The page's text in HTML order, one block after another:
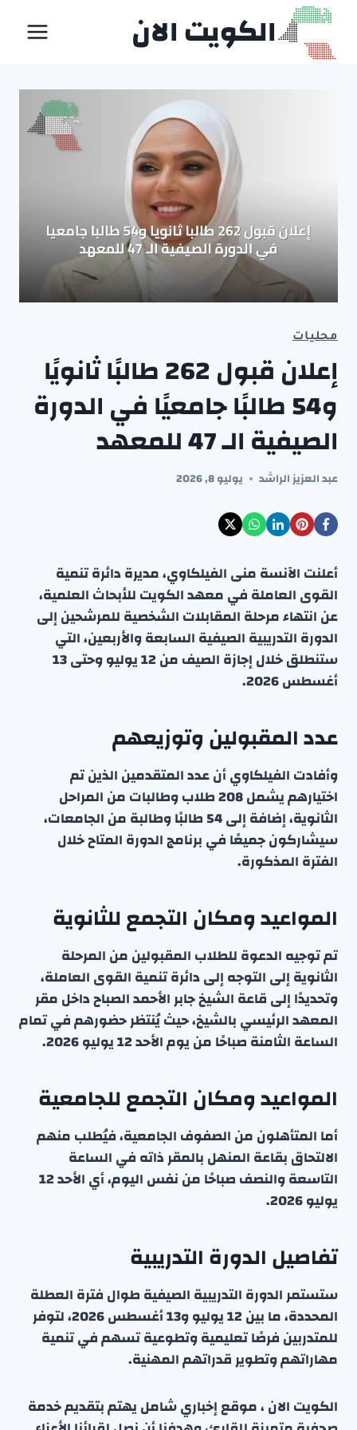
التجاوز
المحتوى
الكويت الان
محليات
إعلان قبول 262 طالبًا ثانويًا
و54 طالبًا جامعيًا في الدورة
الصيفية الـ 47 للمعهد
عبد العزيز الراشد يوليو 8, 2026
أعلنت الآنسة منى الفيلكاوي، مديرة دائرة تنمية
القوى العاملة في معهد الكويت للأبحاث العلمية،
عن انتهاء مرحلة المقابلات الشخصية للمرشحين إلى
الدورة التدريبية الصيفية السابعة والأربعين، التي
ستنطلق خلال إجازة الصيف من 12 يوليو وحتى 13
أغسطس 2026.
عدد المقبولين وتوزيعهم
وأفادت الفيلكاوي أن عدد المتقدمين الذين تم
اختيارهم يشمل 208 طلاب وطالبات من المراحل
الثانوية، إضافة إلى 54 طالبًا وطالبة من الجامعات،
سيشاركون جميعًا في برنامج الدورة المتاح خلال
الفترة المذكورة.
المواعيد ومكان التجمع للثانوية
تم توجيه الدعوة للطلاب المقبولين من المرحلة
الثانوية إلى التوجه إلى دائرة تنمية القوى العاملة،
وتحديدًا إلى قاعة الشيخ جابر الأحمد الصباح داخل مقر
المعهد الرئيسي بالشيخ، حيث يُنتظر حضورهم في تمام
الساعة الثامنة صباحًا من يوم الأحد 12 يوليو 2026.
المواعيد ومكان التجمع للجامعية
أما المتأهلون من الصفوف الجامعية، فيُطلب منهم
الالتحاق بقاعة المنهل بالمقر ذاته في الساعة
التاسعة والنصف صباحًا من نفس اليوم، أي الأحد 12
يوليو 2026.
تفاصيل الدورة التدريبية
ستستمر الدورة التدريبية الصيفية طوال فترة العطلة
المحددة، ما بين 12 يوليو و13 أغسطس 2026، لتوفر
للمتدربين فرصًا تعليمية وتطوعية تسهم في تنمية
مهاراتهم وتطوير قدراتهم المهنية.
الكويت الان ، موقع إخباري شامل يهتم بتقديم خدمة